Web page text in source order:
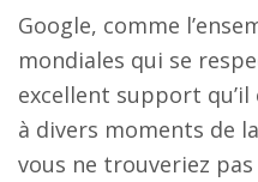
Google, comme
mondiales qui se
excellent support
à divers moments de
vous ne trouveriez